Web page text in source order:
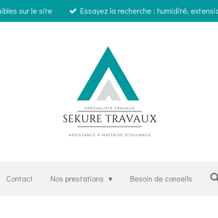
sur le site Essayez la recherche : humidité,
Contact Nos prestations Besoin de conseils